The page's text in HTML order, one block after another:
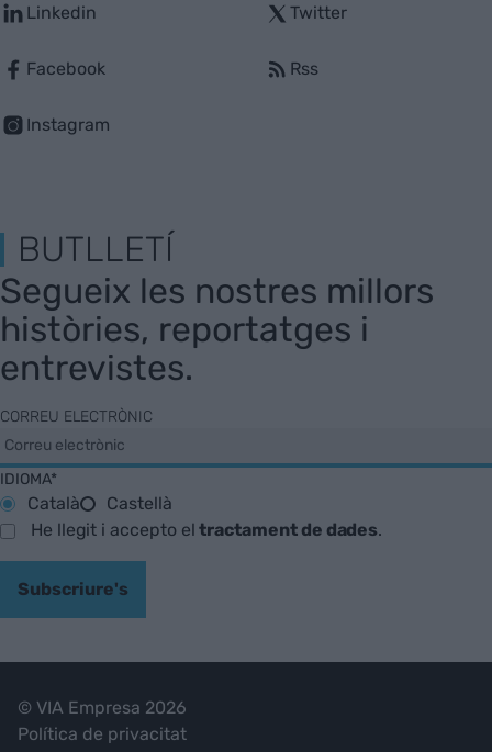
Linkedin
Facebook
Instagram
Twitter
Rss
BUTLLETÍ
Segueix les nostres millors
històries, reportatges i
entrevistes.
CORREU ELECTRÒNIC
IDIOMA*
Català
Castellà
He llegit i accepto eltractament de dades.
Subscriure's
© VIA Empresa 2026
Política de privacitat